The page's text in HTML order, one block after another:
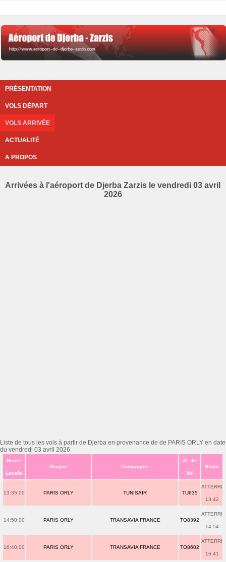
PRÉSENTATION
VOLS DÉPART
VOLS ARRIVÉE
ACTUALITÉ
A PROPOS
Arrivées à l'aéroport de Djerba Zarzis le vendredi 03 avril
2026
Liste de tous les vols à partir de Djerba en provenance de de PARIS ORLY en date
du vendredi 03 avril 2026
Heure
Locale
Origine Compagnie
N° de
Vol
Statut
13:35:00 PARIS ORLY TUNISAIR TU635
ATTERRI
13:42
14:50:00 PARIS ORLY TRANSAVIA FRANCE TO8392
ATTERRI
14:54
16:40:00 PARIS ORLY TRANSAVIA FRANCE TO8602
ATTERRI
16:41